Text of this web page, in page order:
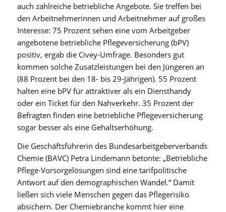
auch zahlreiche betriebliche Angebote. Sie treffen bei
den Arbeitnehmerinnen und Arbeitnehmer auf großes
Interesse: 75 Prozent sehen eine vom Arbeitgeber
angebotene betriebliche Pflegeversicherung (bPV)
positiv, ergab die Civey-Umfrage. Besonders gut
kommen solche Zusatzleistungen bei den Jüngeren an
(88 Prozent bei den 18- bis 29-Jährigen). 55 Prozent
halten eine bPV für attraktiver als ein Diensthandy
oder ein Ticket für den Nahverkehr. 35 Prozent der
Befragten finden eine betriebliche Pflegeversicherung
sogar besser als eine Gehaltserhöhung.
Die Geschäftsführerin des Bundesarbeitgeberverbands
Chemie (BAVC) Petra Lindemann betonte: „Betriebliche
Pflege-Vorsorgelösungen sind eine tarifpolitische
Antwort auf den demographischen Wandel.“ Damit
ließen sich viele Menschen gegen das Pflegerisiko
absichern. Der Chemiebranche kommt hier eine